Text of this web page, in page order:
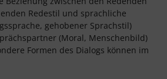
Redestil und sprachliche
gehobener Sprachstil)
(Moral, Menschenbild)
Formen des Dialogs können im